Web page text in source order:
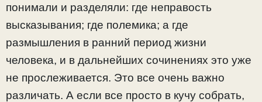
понимали и разделяли: где неправость
высказывания; где полемика; а где
размышления в ранний период жизни
человека, и в дальнейших сочинениях это уже
не прослеживается. Это все очень важно
различать. А если все просто в кучу собрать,